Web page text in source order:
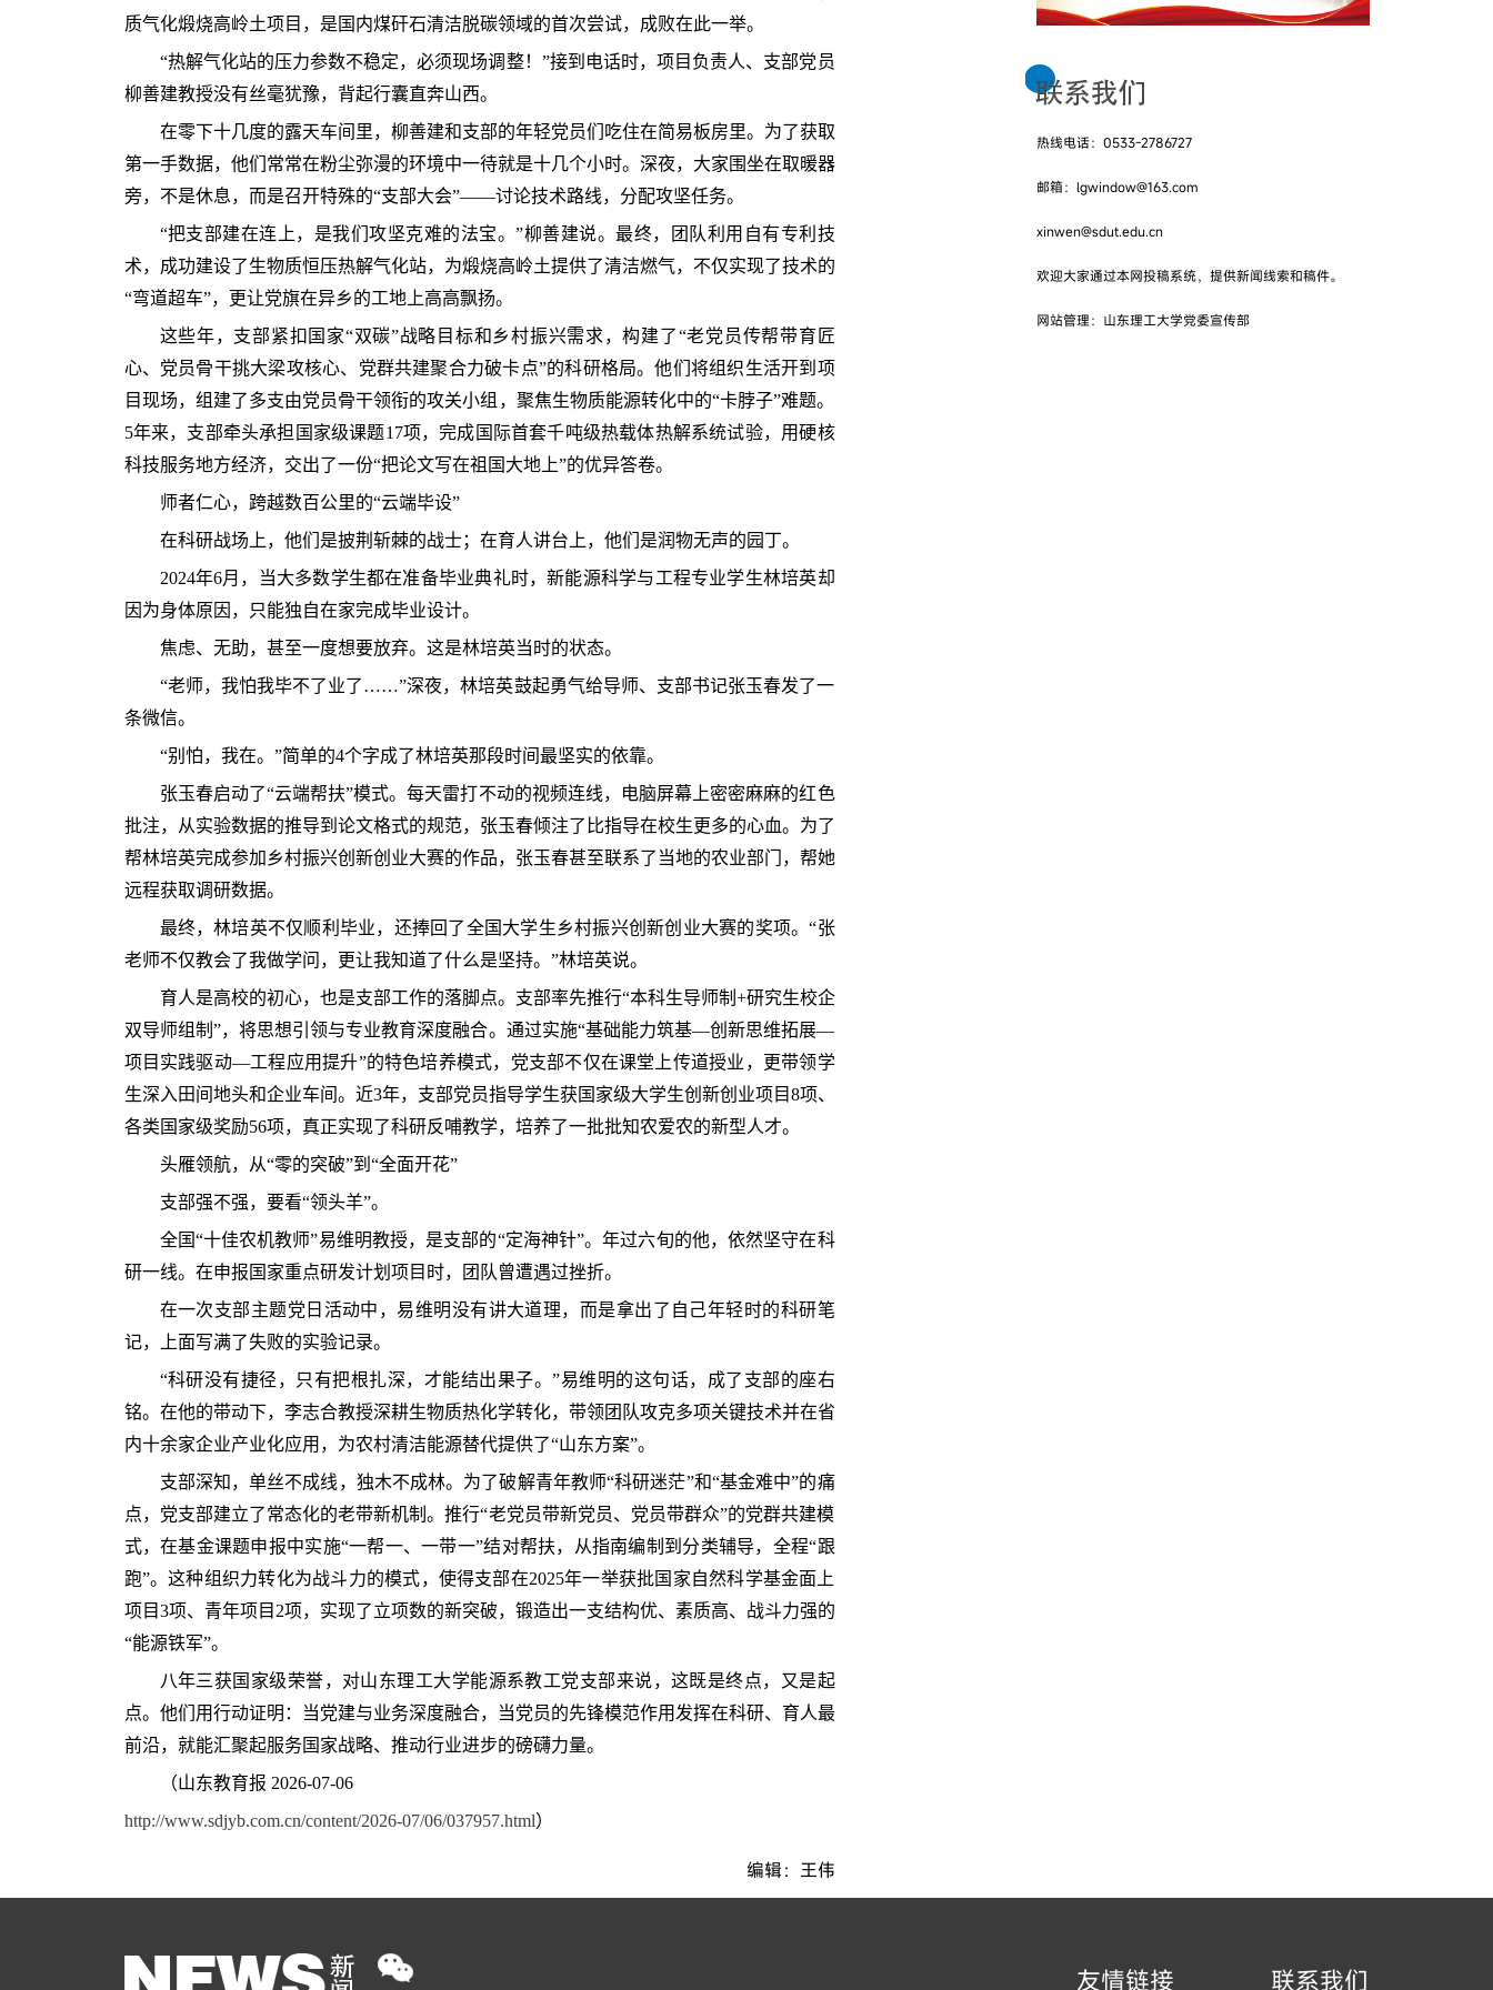
质气化煅烧高岭土项目，是国内煤矸石清洁脱碳领域的首次尝试，成败在此一举。
“热解气化站的压力参数不稳定，必须现场调整！”接到电话时，项目负责人、支部党员
柳善建教授没有丝毫犹豫，背起行囊直奔山西。
在零下十几度的露天车间里，柳善建和支部的年轻党员们吃住在简易板房里。为了获取
第一手数据，他们常常在粉尘弥漫的环境中一待就是十几个小时。深夜，大家围坐在取暖器
旁，不是休息，而是召开特殊的“支部大会”——讨论技术路线，分配攻坚任务。
“把支部建在连上，是我们攻坚克难的法宝。”柳善建说。最终，团队利用自有专利技
术，成功建设了生物质恒压热解气化站，为煅烧高岭土提供了清洁燃气，不仅实现了技术的
“弯道超车”，更让党旗在异乡的工地上高高飘扬。
这些年，支部紧扣国家“双碳”战略目标和乡村振兴需求，构建了“老党员传帮带育匠
心、党员骨干挑大梁攻核心、党群共建聚合力破卡点”的科研格局。他们将组织生活开到项
目现场，组建了多支由党员骨干领衔的攻关小组，聚焦生物质能源转化中的“卡脖子”难题。
5年来，支部牵头承担国家级课题17项，完成国际首套千吨级热载体热解系统试验，用硬核
科技服务地方经济，交出了一份“把论文写在祖国大地上”的优异答卷。
师者仁心，跨越数百公里的“云端毕设”
在科研战场上，他们是披荆斩棘的战士；在育人讲台上，他们是润物无声的园丁。
2024年6月，当大多数学生都在准备毕业典礼时，新能源科学与工程专业学生林培英却
因为身体原因，只能独自在家完成毕业设计。
焦虑、无助，甚至一度想要放弃。这是林培英当时的状态。
“老师，我怕我毕不了业了……”深夜，林培英鼓起勇气给导师、支部书记张玉春发了一
条微信。
“别怕，我在。”简单的4个字成了林培英那段时间最坚实的依靠。
张玉春启动了“云端帮扶”模式。每天雷打不动的视频连线，电脑屏幕上密密麻麻的红色
批注，从实验数据的推导到论文格式的规范，张玉春倾注了比指导在校生更多的心血。为了
帮林培英完成参加乡村振兴创新创业大赛的作品，张玉春甚至联系了当地的农业部门，帮她
远程获取调研数据。
最终，林培英不仅顺利毕业，还捧回了全国大学生乡村振兴创新创业大赛的奖项。“张
老师不仅教会了我做学问，更让我知道了什么是坚持。”林培英说。
育人是高校的初心，也是支部工作的落脚点。支部率先推行“本科生导师制+研究生校企
双导师组制”，将思想引领与专业教育深度融合。通过实施“基础能力筑基—创新思维拓展—
项目实践驱动—工程应用提升”的特色培养模式，党支部不仅在课堂上传道授业，更带领学
生深入田间地头和企业车间。近3年，支部党员指导学生获国家级大学生创新创业项目8项、
各类国家级奖励56项，真正实现了科研反哺教学，培养了一批批知农爱农的新型人才。
头雁领航，从“零的突破”到“全面开花”
支部强不强，要看“领头羊”。
全国“十佳农机教师”易维明教授，是支部的“定海神针”。年过六旬的他，依然坚守在科
研一线。在申报国家重点研发计划项目时，团队曾遭遇过挫折。
在一次支部主题党日活动中，易维明没有讲大道理，而是拿出了自己年轻时的科研笔
记，上面写满了失败的实验记录。
“科研没有捷径，只有把根扎深，才能结出果子。”易维明的这句话，成了支部的座右
铭。在他的带动下，李志合教授深耕生物质热化学转化，带领团队攻克多项关键技术并在省
内十余家企业产业化应用，为农村清洁能源替代提供了“山东方案”。
支部深知，单丝不成线，独木不成林。为了破解青年教师“科研迷茫”和“基金难中”的痛
点，党支部建立了常态化的老带新机制。推行“老党员带新党员、党员带群众”的党群共建模
式，在基金课题申报中实施“一帮一、一带一”结对帮扶，从指南编制到分类辅导，全程“跟
跑”。这种组织力转化为战斗力的模式，使得支部在2025年一举获批国家自然科学基金面上
项目3项、青年项目2项，实现了立项数的新突破，锻造出一支结构优、素质高、战斗力强的
“能源铁军”。
八年三获国家级荣誉，对山东理工大学能源系教工党支部来说，这既是终点，又是起
点。他们用行动证明：当党建与业务深度融合，当党员的先锋模范作用发挥在科研、育人最
前沿，就能汇聚起服务国家战略、推动行业进步的磅礴力量。
（山东教育报 2026-07-06
http://www.sdjyb.com.cn/content/2026-07/06/037957.html）
编辑：王伟
热线电话：0533-2786727
邮箱：lgwindow@163.com
xinwen@sdut.edu.cn
欢迎大家通过本网投稿系统，提供新闻线索和稿件。
网站管理：山东理工大学党委宣传部
友情链接 联系我们
双轮驱动 向“实”而行 ——探寻山东理工大学能源系教工党支部的“先锋密码”1